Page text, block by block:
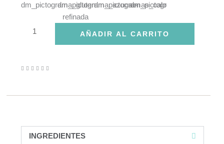
Merengue
AÑADIR AL CARRITO
INGREDIENTES